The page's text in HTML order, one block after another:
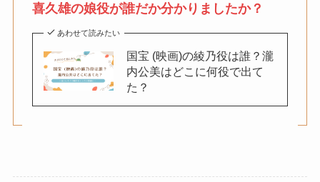
喜久雄の娘役が誰だか分かりましたか？
あわせて読みたい
国宝 (映画)の綾乃役は誰？瀧
内公美はどこに何役で出て
た？